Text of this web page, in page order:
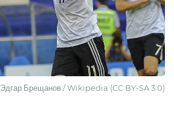
Эдгар Брещанов / Wikipedia (CC BY-SA 3.0)